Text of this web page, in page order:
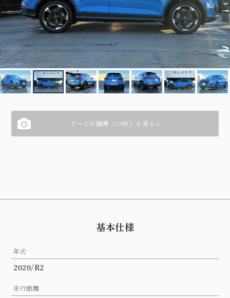
すべての画像（39枚）を見る »
基本仕様
年式
2020/R2
走行距離